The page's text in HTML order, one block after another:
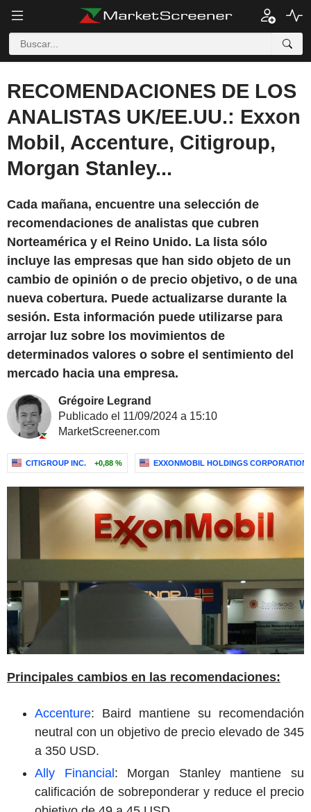
RECOMENDACIONES DE LOS
ANALISTAS UK/EE.UU.: Exxon
Mobil, Accenture, Citigroup,
Morgan Stanley...
Cada mañana, encuentre una selección de
recomendaciones de analistas que cubren
Norteamérica y el Reino Unido. La lista sólo
incluye las empresas que han sido objeto de un
cambio de opinión o de precio objetivo, o de una
nueva cobertura. Puede actualizarse durante la
sesión. Esta información puede utilizarse para
arrojar luz sobre los movimientos de
determinados valores o sobre el sentimiento del
mercado hacia una empresa.
Grégoire Legrand
Publicado el 11/09/2024 a 15:10
MarketScreener.com
CITIGROUP INC. +0,88 % EXXONMOBIL HOLDINGS CORPORATION
Principales cambios en las recomendaciones:
Accenture: Baird mantiene su recomendación
neutral con un objetivo de precio elevado de 345
a 350 USD.
Ally Financial: Morgan Stanley mantiene su
calificación de sobreponderar y reduce el precio